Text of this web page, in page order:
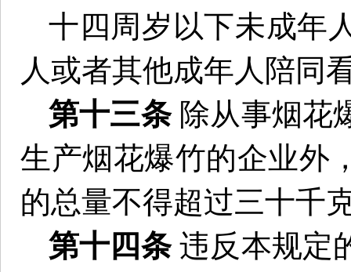
十四周岁以下未成年
人或者其他成年人陪同
第十三条 除从事烟花
生产烟花爆竹的企业外
的总量不得超过三十千
第十四条违反本规定